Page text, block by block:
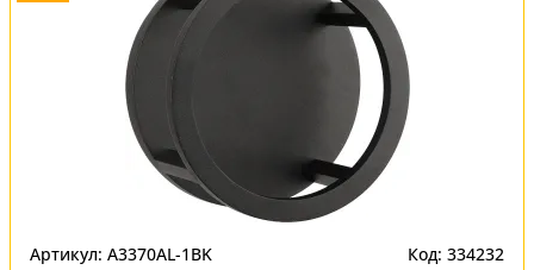
Артикул: A3370AL-1BK Код: 334232